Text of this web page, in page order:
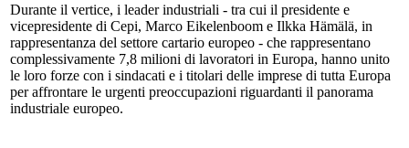
Durante il vertice, i leader industriali - tra cui il presidente e
vicepresidente di Cepi, Marco Eikelenboom e Ilkka Hämälä, in
rappresentanza del settore cartario europeo - che rappresentano
complessivamente 7,8 milioni di lavoratori in Europa, hanno unito
le loro forze con i sindacati e i titolari delle imprese di tutta Europa
per affrontare le urgenti preoccupazioni riguardanti il panorama
industriale europeo.